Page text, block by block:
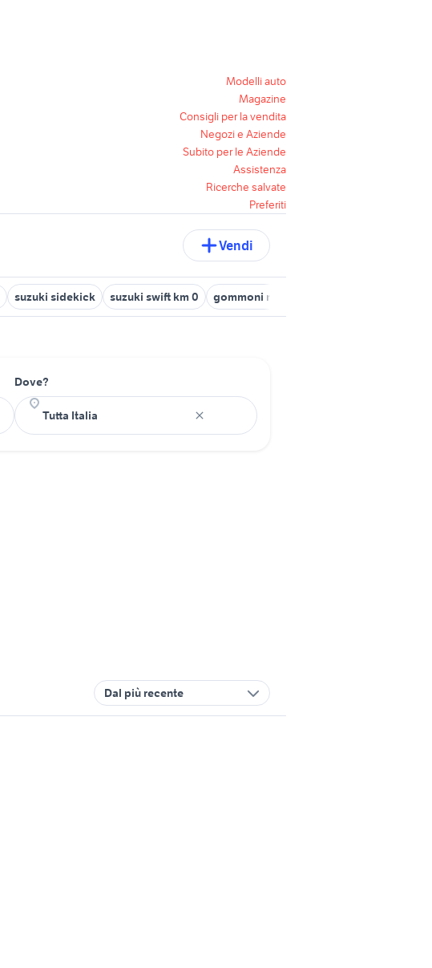
Modelli auto
Magazine
Consigli per la vendita
Negozi e Aziende
Subito per le Aziende
Assistenza
Ricerche salvate
Preferiti
Vendi
suzuki sidekick suzuki swift km 0 gommoni marlin 18
Dove?
Dal più recente